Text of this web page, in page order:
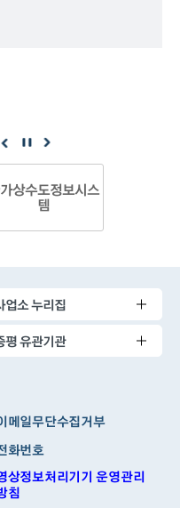
상수도정보시스
템
업소 누리집
평 유관기관
메일무단수집거부
화번호
상정보처리기기 운영관리
침